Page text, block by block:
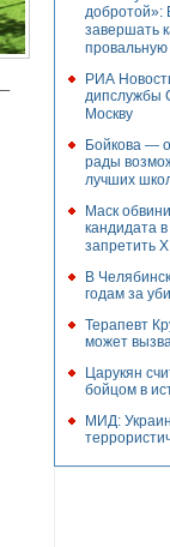
добротой»:
завершать
провальную
РИА
дипслужбы
Москву
Бойкова —
рады
лучших
Маск
кандидата
запретить X
В
годам за
Терапевт
может
Царукян
бойцом в
МИД: